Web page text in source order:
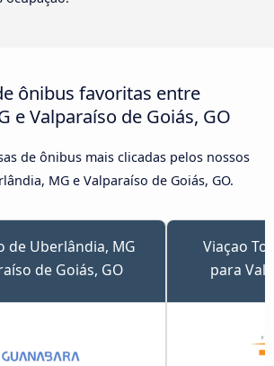
ônibus favoritas entre
e Valparaíso de Goiás, GO
de ônibus mais clicadas pelos nossos
MG e Valparaíso de Goiás, GO.
de Uberlândia, MG
de Goiás, GO
Viaçao
para